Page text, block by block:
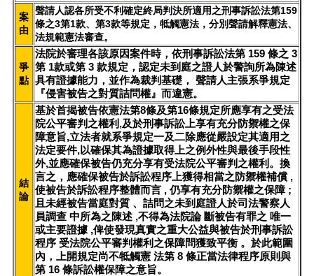
案
由
聲請人認各所受不利確定終局判決所適用之刑事訴訟法第159
條之3第1款、第3款等規定，牴觸憲法，分別聲請解釋憲法、
法規範憲法審查。
爭
點
法院於審理各該原因案件時，依刑事訴訟法第 159 條之 3
第 1款或第 3 款規定，認定未到庭之證人於警詢所為陳述
具有證據能力，並作為裁判基礎， 聲請人主張系爭規定
『侵害被告之對質詰問權』而違憲。
結
論
基於首揭被告依憲法第8條及第16條規定所應享有之受法
院公平審判之權利,及於刑事訴訟上享有充分防禦權之保
障意旨,立法者就系爭規定一及二除應從嚴設定其適用之
法定要件,以確保其為證據取得上之例外性與最後手段性
外,並應確保被告仍充分享有受法院公平審判之權利。換
言之，應確保被告於訴訟程序上獲得相當之防禦權補償 ,
使被告於訴訟程序整體而言 , 仍享有充分防禦權之保障 ;
且未經被告當庭對質 、詰問之未到庭證人於司法警察人
員調查 中所為之陳述 ,不得為法院論 斷被告有罪之 唯一
或主要證據 ,俾使發現真實之重大公益與被告於刑事訴訟
程序 受法院公平審判權利之保障問獲致平衡 。於此範圍
內，上開規定尚不牴觸憲 法第 8 條正當法律程序原則與
第 16 條訴訟權保障之意旨。